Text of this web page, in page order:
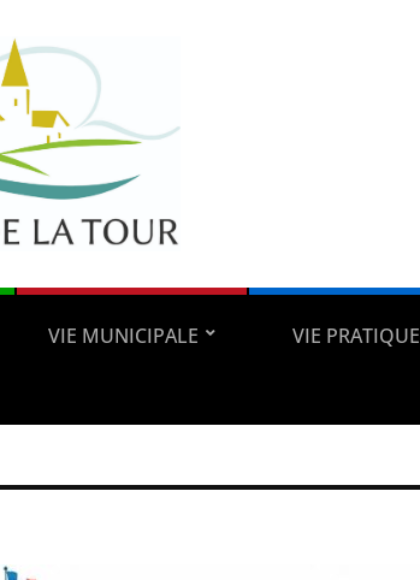
VIE MUNICIPALE VIE PRATIQUE